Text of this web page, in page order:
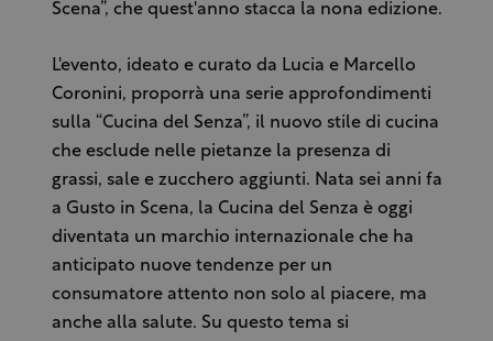
Scena”, che quest'anno stacca la nona edizione.
L'evento, ideato e curato da Lucia e Marcello
Coronini, proporrà una serie approfondimenti
sulla “Cucina del Senza”, il nuovo stile di cucina
che esclude nelle pietanze la presenza di
grassi, sale e zucchero aggiunti. Nata sei anni fa
a Gusto in Scena, la Cucina del Senza è oggi
diventata un marchio internazionale che ha
anticipato nuove tendenze per un
consumatore attento non solo al piacere, ma
anche alla salute. Su questo tema si